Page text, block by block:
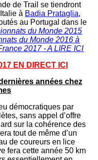
de Trail se tiendront
à Badia Prataglia,
au Portugal dans le
du Monde 2015
du Monde 2016 à
2017 - A LIRE ICI
EN DIRECT ICI
années chez
démocratiques par
sans appel d’offre
sur la cohérence des
tout de même d’un
de coureurs en lice
fera cette année 50 km